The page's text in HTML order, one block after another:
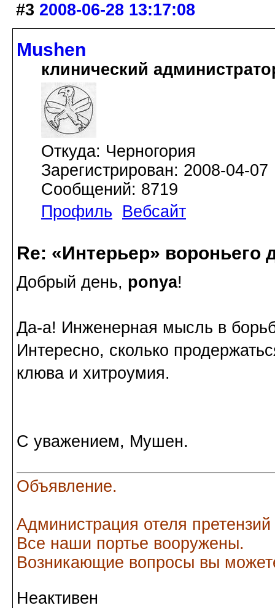
#3 2008-06-28 13:17:08
Mushen
клинический
Откуда: Черногория
Зарегистрирован: 2008-04-07
Сообщений: 8719
Профиль
Вебсайт
Re: «Интерьер» вороньего
Добрый день, ponya!
Да-а! Инженерная мысль в
Интересно, сколько
клюва и хитроумия.
С уважением, Мушен.
Объявление.
Администрация отеля
Все наши портье вооружены.
Возникающие вопросы вы
Неактивен